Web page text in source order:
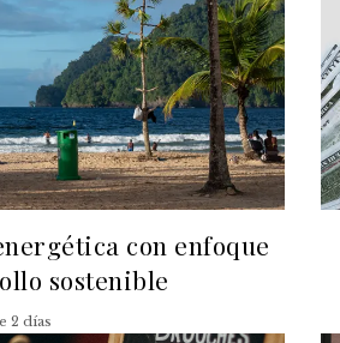
con enfoque
sostenible
2 días